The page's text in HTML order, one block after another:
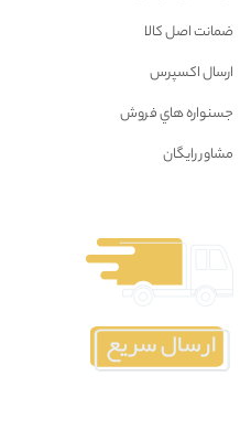
ضمانت اصل کالا
ارسال اکسپرس
جسنواره هاي فروش
مشاور رايگان